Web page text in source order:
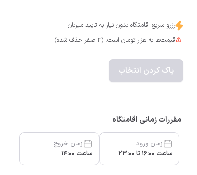
رزرو سریع اقامتگاه بدون نیاز به تایید میزبان
قیمت‌ها به هزار تومان است. (3 صفر حذف شده)
پاک کردن انتخاب
مقررات زمانی اقامتگاه
زمان ورود
ساعت 16:00 تا 23:00
زمان خروج
ساعت 14:00